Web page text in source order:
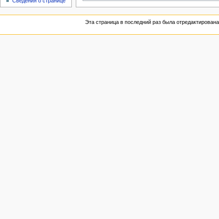
Эта страница в последний раз была